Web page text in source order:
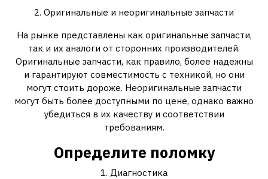
2. Оригинальные и неоригинальные запчасти
На рынке представлены как оригинальные запчасти,
так и их аналоги от сторонних производителей.
Оригинальные запчасти, как правило, более надежны
и гарантируют совместимость с техникой, но они
могут стоить дороже. Неоригинальные запчасти
могут быть более доступными по цене, однако важно
убедиться в их качеству и соответствии
требованиям.
Определите поломку
1. Диагностика